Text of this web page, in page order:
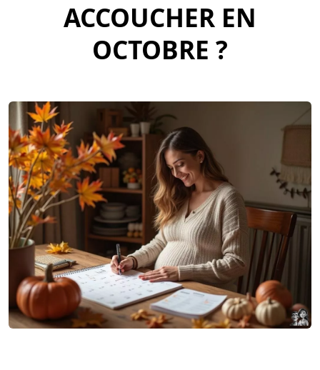
ACCOUCHER EN
OCTOBRE ?